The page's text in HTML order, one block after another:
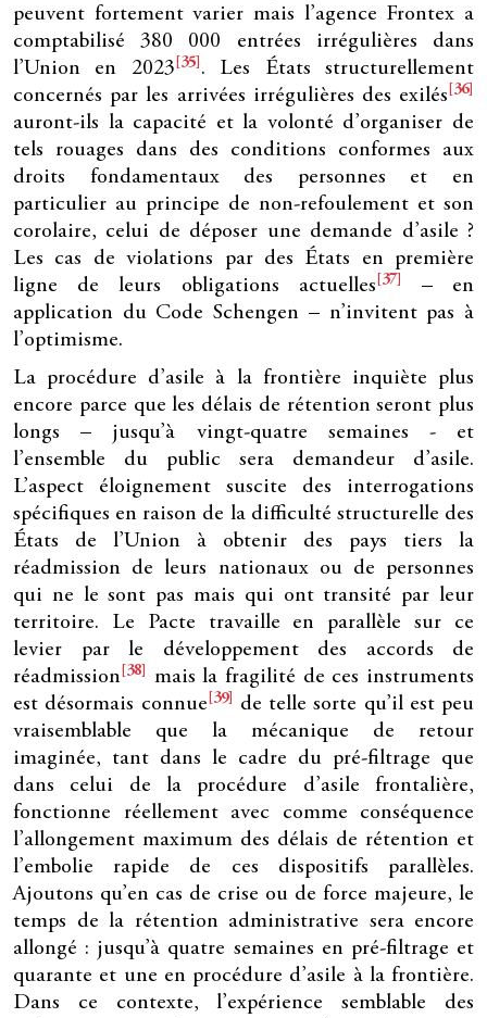
peuvent fortement varier mais l’agence Frontex a
comptabilisé 380 000 entrées irrégulières dans
l’Union en 2023 [35] . Les États structurellement
concernés par les arrivées irrégulières des exilés [36]
auront-ils la capacité et la volonté d’organiser de
tels rouages dans des conditions conformes aux
droits fondamentaux des personnes et en
particulier au principe de non-refoulement et son
corolaire, celui de déposer une demande d’asile ?
Les cas de violations par des États en première
ligne de leurs obligations actuelles [37]
– en
application du Code Schengen – n’invitent pas à
l’optimisme.
La procédure d’asile à la frontière inquiète plus
encore parce que les délais de rétention seront plus
longs – jusqu’à vingt-quatre semaines - et
l’ensemble du public sera demandeur d’asile.
L’aspect éloignement suscite des interrogations
spécifiques en raison de la difficulté structurelle des
États de l’Union à obtenir des pays tiers la
réadmission de leurs nationaux ou de personnes
qui ne le sont pas mais qui ont transité par leur
territoire. Le Pacte travaille en parallèle sur ce
levier par le développement des accords de
réadmission [38]
mais la fragilité de ces instruments
est désormais connue [39]
de telle sorte qu’il est peu
vraisemblable que la mécanique de retour
imaginée, tant dans le cadre du pré-filtrage que
dans celui de la procédure d’asile frontalière,
fonctionne réellement avec comme conséquence
l’allongement maximum des délais de rétention et
l’embolie rapide de ces dispositifs parallèles.
Ajoutons qu’en cas de crise ou de force majeure, le
temps de la rétention administrative sera encore
allongé : jusqu’à quatre semaines en pré-filtrage et
quarante et une en procédure d’asile à la frontière.
Dans ce contexte, l’expérience semblable des